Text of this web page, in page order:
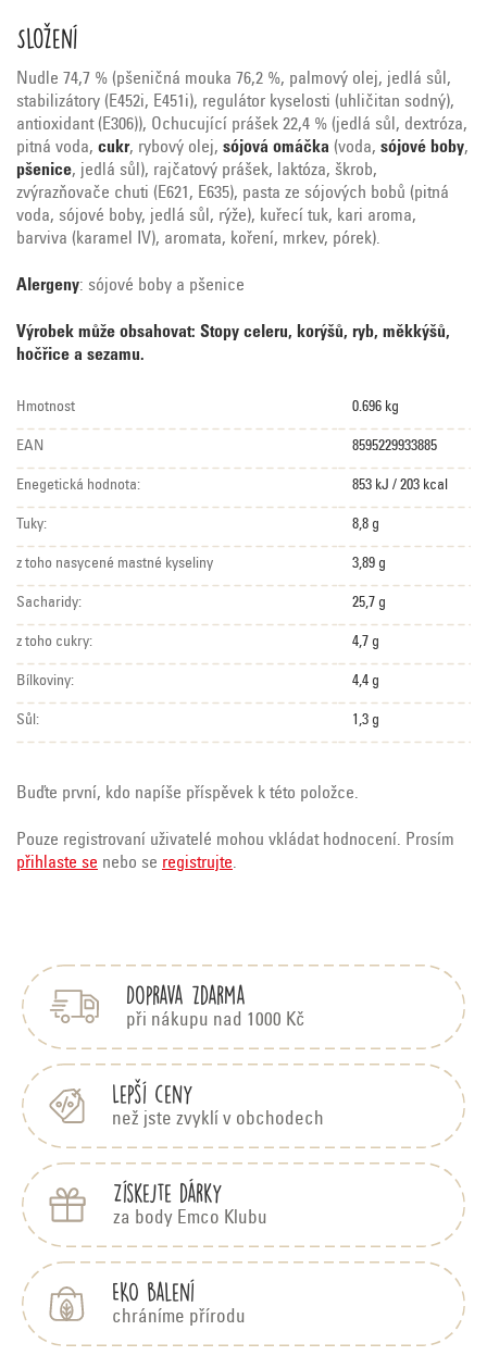
Složení
Nudle 74,7 % (pšeničná mouka 76,2 %, palmový olej, jedlá sůl,
stabilizátory (E452i, E451i), regulátor kyselosti (uhličitan sodný),
antioxidant (E306)), Ochucující prášek 22,4 % (jedlá sůl, dextróza,
pitná voda, cukr, rybový olej, sójová omáčka (voda, sójové boby,
pšenice, jedlá sůl), rajčatový prášek, laktóza, škrob,
zvýrazňovače chuti (E621, E635), pasta ze sójových bobů (pitná
voda, sójové boby, jedlá sůl, rýže), kuřecí tuk, kari aroma,
barviva (karamel IV), aromata, koření, mrkev, pórek).
Alergeny: sójové boby a pšenice
Výrobek může obsahovat: Stopy celeru, korýšů, ryb, měkkýšů,
hočřice a sezamu.
Hmotnost 0.696 kg
EAN 8595229933885
Enegetická hodnota: 853 kJ / 203 kcal
Tuky: 8,8 g
z toho nasycené mastné kyseliny 3,89 g
Sacharidy: 25,7 g
z toho cukry: 4,7 g
Bílkoviny: 4,4 g
Sůl: 1,3 g
Buďte první, kdo napíše příspěvek k této položce.
Pouze registrovaní uživatelé mohou vkládat hodnocení. Prosím
přihlaste se nebo se registrujte.
Doprava zdarma
při nákupu nad 1000 Kč
Lepší ceny
než jste zvyklí v obchodech
Získejte dárky
za body Emco Klubu
EKO balení
chráníme přírodu